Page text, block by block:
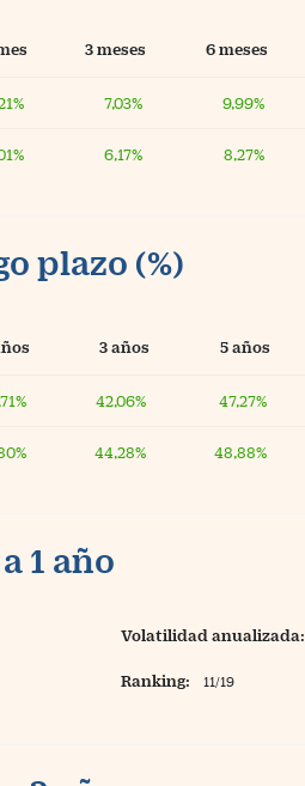
3 meses 6 meses
7,03% 9,99%
6,17% 8,27%
plazo (%)
3 años 5 años
42,06% 47,27%
44,28% 48,88%
1 año
Volatilidad anualizada:
Ranking: 11/19